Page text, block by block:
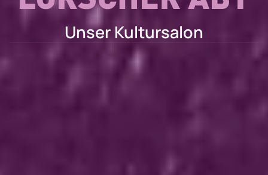
Unser Kultursalon